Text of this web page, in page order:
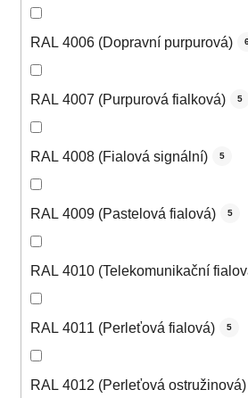
RAL 4006 (Dopravní purpurová)
RAL 4007 (Purpurová fialková) 5
RAL 4008 (Fialová signální) 5
RAL 4009 (Pastelová fialová) 5
RAL 4010 (Telekomunikační
RAL 4011 (Perleťová fialová) 5
RAL 4012 (Perleťová ostružinová)